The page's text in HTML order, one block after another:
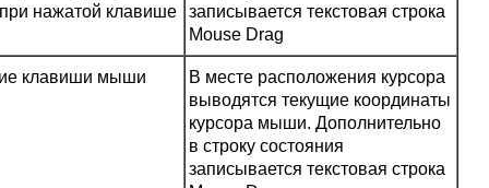
нажатой клавише
записывается текстовая строка
Mouse Drag
клавиши мыши
В месте расположения курсора
выводятся текущие координаты
курсора мыши. Дополнительно
в строку состояния
записывается текстовая строка